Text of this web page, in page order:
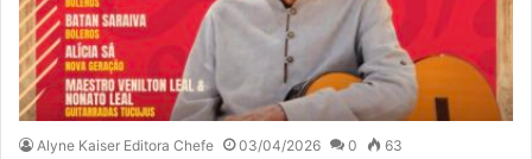
Alyne Kaiser Editora Chefe 03/04/2026 0 63